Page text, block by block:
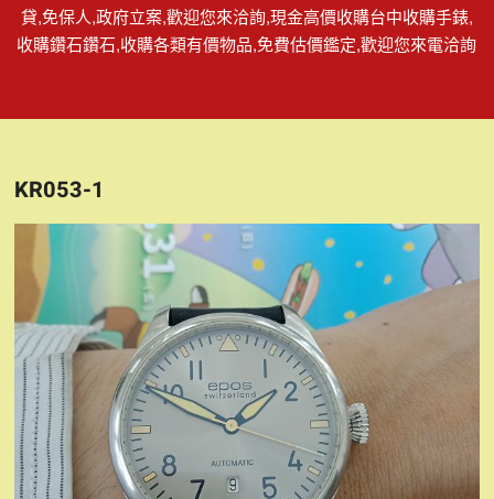
貸,免保人,政府立案,歡迎您來洽詢,現金高價收購台中收購手錶,
收購鑽石鑽石,收購各類有價物品,免費估價鑑定,歡迎您來電洽詢
KR053-1